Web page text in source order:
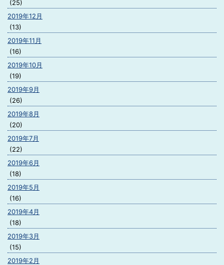
(25)
2019年12月
(13)
2019年11月
(16)
2019年10月
(19)
2019年9月
(26)
2019年8月
(20)
2019年7月
(22)
2019年6月
(18)
2019年5月
(16)
2019年4月
(18)
2019年3月
(15)
2019年2月